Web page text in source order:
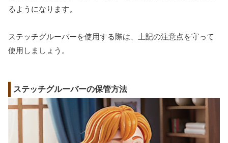
るようになります。
ステッチグルーバーを使用する際は、上記の注意点を守って
使用しましょう。
ステッチグルーバーの保管方法